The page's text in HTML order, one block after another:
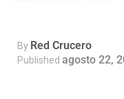
By Red Crucero
Published agosto 22,